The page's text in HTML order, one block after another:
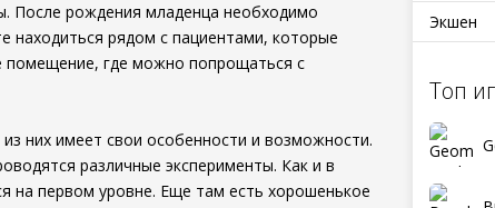
Экшен
Топ
После рождения младенца необходимо
находиться рядом с пациентами, которые
помещение, где можно попрощаться с
них имеет свои особенности и возможности.
различные эксперименты. Как и в
на первом уровне. Еще там есть хорошенькое